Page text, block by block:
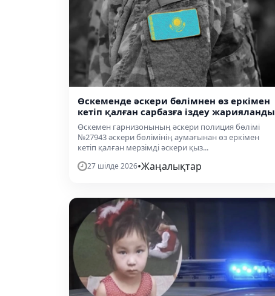
Өскеменде әскери бөлімнен өз еркімен
кетіп қалған сарбазға іздеу жарияланды
Өскемен гарнизонының әскери полиция бөлімі
№27943 әскери бөлімінің аумағынан өз еркімен
кетіп қалған мерзімді әскери қыз...
27 шілде 2026•Жаңалықтар